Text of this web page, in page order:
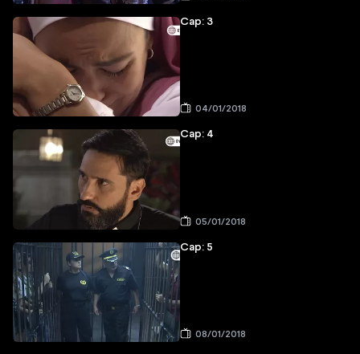
Cap: 3
04/01/2018
Cap: 4
05/01/2018
Cap: 5
08/01/2018